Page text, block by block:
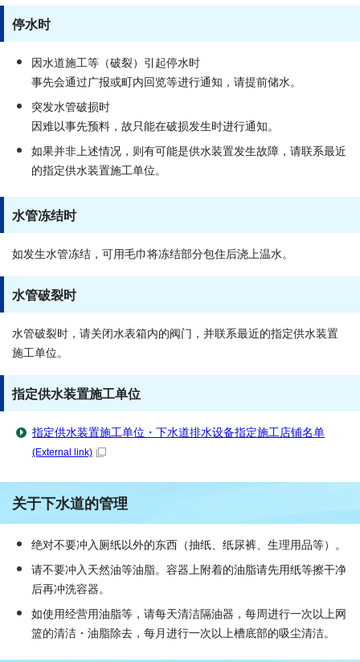
停水时
因水道施工等（破裂）引起停水时
事先会通过广报或町内回览等进行通知，请提前储水。
突发水管破损时
因难以事先预料，故只能在破损发生时进行通知。
如果并非上述情况，则有可能是供水装置发生故障，请联系最近
的指定供水装置施工单位。
水管冻结时
如发生水管冻结，可用毛巾将冻结部分包住后浇上温水。
水管破裂时
水管破裂时，请关闭水表箱内的阀门，并联系最近的指定供水装置
施工单位。
指定供水装置施工单位
指定供水装置施工单位・下水道排水设备指定施工店铺名单
(External link)
关于下水道的管理
绝对不要冲入厕纸以外的东西（抽纸、纸尿裤、生理用品等）。
请不要冲入天然油等油脂。容器上附着的油脂请先用纸等擦干净
后再冲洗容器。
如使用经营用油脂等，请每天清洁隔油器，每周进行一次以上网
篮的清洁・油脂除去，每月进行一次以上槽底部的吸尘清洁。